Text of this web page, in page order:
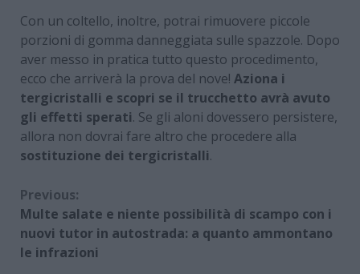
Con un coltello, inoltre, potrai rimuovere piccole
porzioni di gomma danneggiata sulle spazzole. Dopo
aver messo in pratica tutto questo procedimento,
ecco che arriverà la prova del nove! Aziona i
tergicristalli e scopri se il trucchetto avrà avuto
gli effetti sperati. Se gli aloni dovessero persistere,
allora non dovrai fare altro che procedere alla
sostituzione dei tergicristalli.
Continue
Reading
Previous:
Multe salate e niente possibilità di scampo con i
nuovi tutor in autostrada: a quanto ammontano
le infrazioni